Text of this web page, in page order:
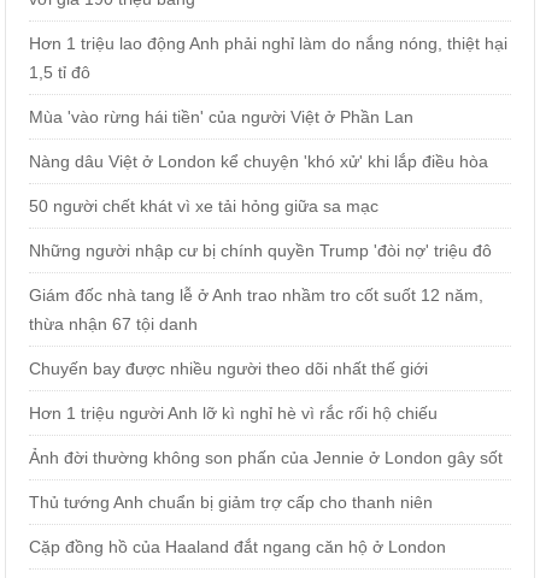
Hơn 1 triệu lao động Anh phải nghỉ làm do nắng nóng, thiệt hại
1,5 tỉ đô
Mùa 'vào rừng hái tiền' của người Việt ở Phần Lan
Nàng dâu Việt ở London kể chuyện 'khó xử' khi lắp điều hòa
50 người chết khát vì xe tải hỏng giữa sa mạc
Những người nhập cư bị chính quyền Trump 'đòi nợ' triệu đô
Giám đốc nhà tang lễ ở Anh trao nhầm tro cốt suốt 12 năm,
thừa nhận 67 tội danh
Chuyến bay được nhiều người theo dõi nhất thế giới
Hơn 1 triệu người Anh lỡ kì nghỉ hè vì rắc rối hộ chiếu
Ảnh đời thường không son phấn của Jennie ở London gây sốt
Thủ tướng Anh chuẩn bị giảm trợ cấp cho thanh niên
Cặp đồng hồ của Haaland đắt ngang căn hộ ở London